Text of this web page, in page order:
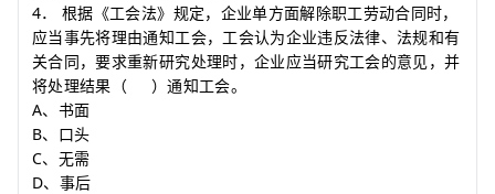
4．
根据《工会法》规定，企业单方面解除职工劳动合同时，
应当事先将理由通知工会，工会认为企业违反法律、法规和有
关合同，要求重新研究处理时，企业应当研究工会的意见，并
将处理结果 （ ）通知工会。
A、书面
B、口头
C、无需
D、事后